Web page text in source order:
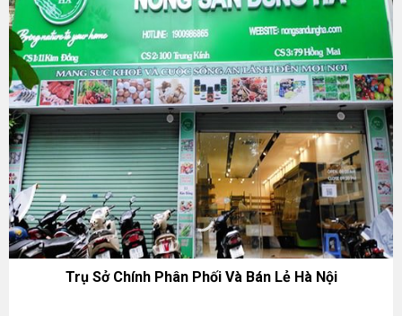
Trụ Sở Chính Phân Phối Và Bán Lẻ Hà Nội